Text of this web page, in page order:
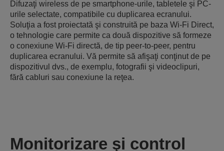
Difuzaţi wireless de pe smartphone-urile, tabletele şi PC-
urile selectate, compatibile cu duplicarea ecranului.
Soluţia a fost proiectată şi construită pe baza Wi-Fi Direct,
o tehnologie care permite ca două dispozitive să formeze
o conexiune Wi-Fi directă, de tip peer-to-peer, pentru
duplicarea ecranului. Vă permite să afişaţi conţinut de pe
dispozitivul dvs., de exemplu, fotografii şi videoclipuri,
fără cabluri sau conexiune la reţea.
Monitorizare şi control